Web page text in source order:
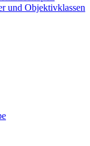
und Objektivklassen